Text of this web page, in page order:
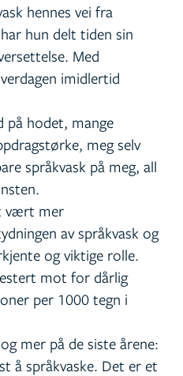
hennes vei fra
hun delt tiden sin
Med
imidlertid
hodet, mange
meg selv
språkvask på meg, all
vært mer
av språkvask og
og viktige rolle.
mot for dårlig
per 1000 tegn i
mer på de siste årene:
å språkvaske. Det er et